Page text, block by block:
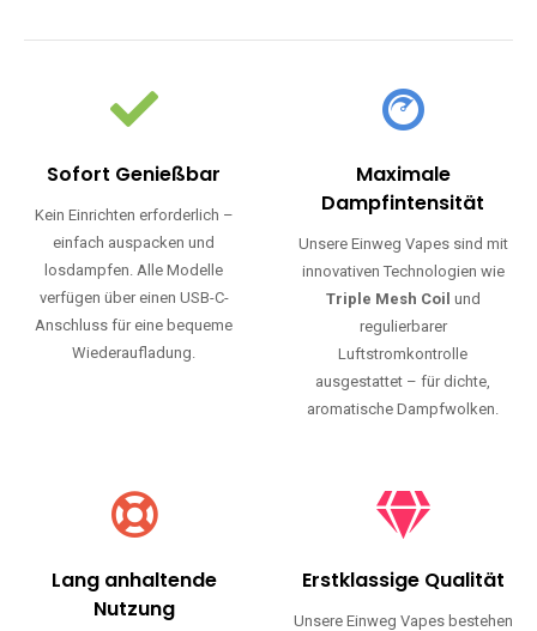
Sofort Genießbar
Kein Einrichten erforderlich –
einfach auspacken und
losdampfen. Alle Modelle
verfügen über einen USB-C-
Anschluss für eine bequeme
Wiederaufladung.
Maximale
Dampfintensität
Unsere Einweg Vapes sind mit
innovativen Technologien wie
Triple Mesh Coil und
regulierbarer
Luftstromkontrolle
ausgestattet – für dichte,
aromatische Dampfwolken.
Lang anhaltende
Nutzung
Erstklassige Qualität
Unsere Einweg Vapes bestehen